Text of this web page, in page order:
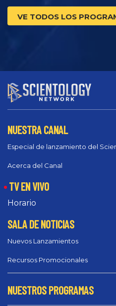
VE TODOS LOS
NUESTRA CANAL
Especial de lanzamiento del
Acerca del Canal
TV EN VIVO
Horario
SALA DE NOTICIAS
Nuevos Lanzamientos
Recursos Promocionales
NUESTROS PROGRAMAS